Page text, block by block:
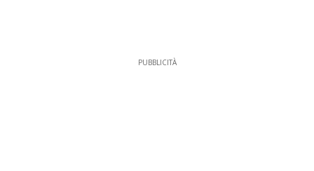
PUBBLICITÀ